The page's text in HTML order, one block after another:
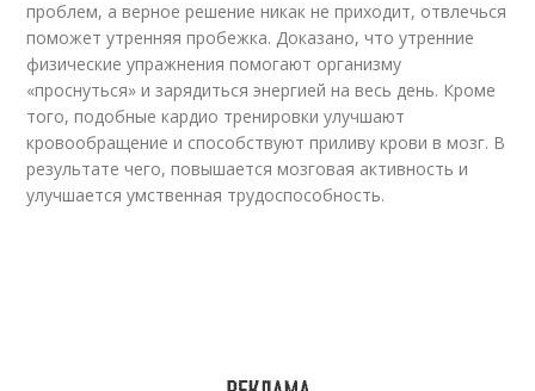
проблем, а верное решение никак не приходит, отвлечься
поможет утренняя пробежка. Доказано, что утренние
физические упражнения помогают организму
«проснуться» и зарядиться энергией на весь день. Кроме
того, подобные кардио тренировки улучшают
кровообращение и способствуют приливу крови в мозг. В
результате чего, повышается мозговая активность и
улучшается умственная трудоспособность.